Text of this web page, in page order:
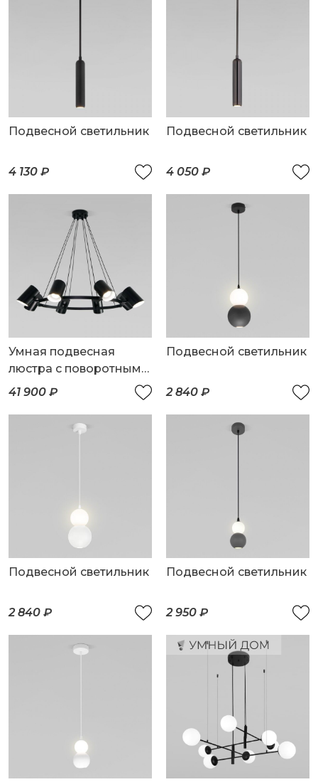
Подвесной светильник
4 130 ₽
Подвесной светильник
4 050 ₽
Умная подвесная
люстра с поворотным
механизмом
41 900 ₽
Подвесной светильник
2 840 ₽
Подвесной светильник
2 840 ₽
Подвесной светильник
2 950 ₽